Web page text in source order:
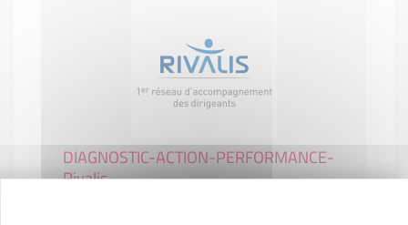
DIAGNOSTIC-ACTION-PERFORMANCE-
Rivalis